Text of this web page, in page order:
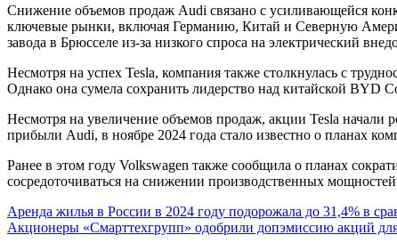
Снижение объемов продаж Audi связано с усиливающейся
ключевые рынки, включая Германию, Китай и Северную
завода в Брюсселе из-за низкого спроса на электрический
Несмотря на успех Tesla, компания также столкнулась с
Однако она сумела сохранить лидерство над китайской BYD
Несмотря на увеличение объемов продаж, акции Tesla начали
прибыли Audi, в ноябре 2024 года стало известно о планах
Ранее в этом году Volkswagen также сообщила о планах
сосредоточиваться на снижении производственных
Навигация
по
Аренда жилья в России в 2024 году подорожала до 31,4% в
Акционеры «Смарттехгрупп» одобрили допэмиссию акций